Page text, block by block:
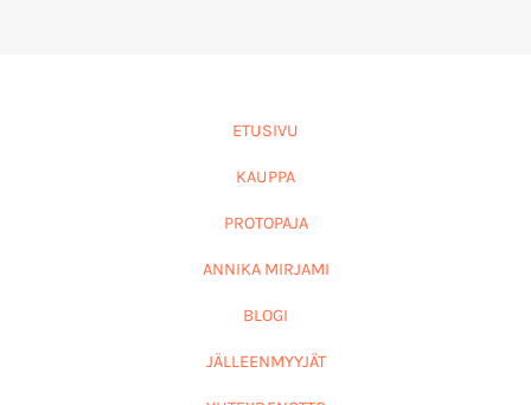
ETUSIVU
KAUPPA
PROTOPAJA
ANNIKA MIRJAMI
BLOGI
JÄLLEENMYYJÄT